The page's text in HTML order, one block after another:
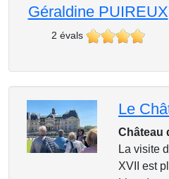
Géraldine PUIREUX
2 évals
Château
La visite
XVII est